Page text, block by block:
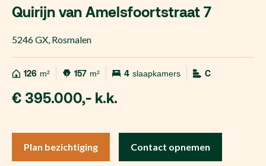
Quirijn van Amelsfoortstraat 7
5246 GX, Rosmalen
126 m² 157 m² 4 slaapkamers C
€ 395.000,- k.k.
Plan bezichtiging Contact opnemen